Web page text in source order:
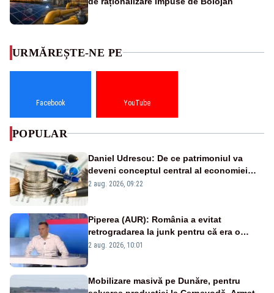
URMĂREȘTE-NE PE
Facebook YouTube
POPULAR
Daniel Udrescu: De ce patrimoniul va
deveni conceptul central al economiei
viitoare?
2 aug. 2026, 09:22
Piperea (AUR): România a evitat
retrogradarea la junk pentru că era o
catastrofă pentru bănci și fondurile de
2 aug. 2026, 10:01
Mobilizare masivă pe Dunăre, pentru